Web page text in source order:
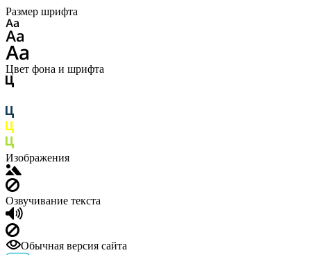
Размер шрифта
Цвет фона и шрифта
Изображения
Озвучивание текста
Обычная версия сайта